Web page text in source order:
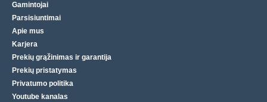
Gamintojai
Parsisiuntimai
Apie mus
Karjera
Prekių grąžinimas ir garantija
Prekių pristatymas
Privatumo politika
Youtube kanalas